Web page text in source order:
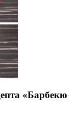
«Барбекю